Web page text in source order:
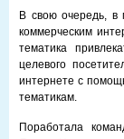
В свою очередь, в
коммерческим
тематика
целевого
интернете с
тематикам.
Поработала